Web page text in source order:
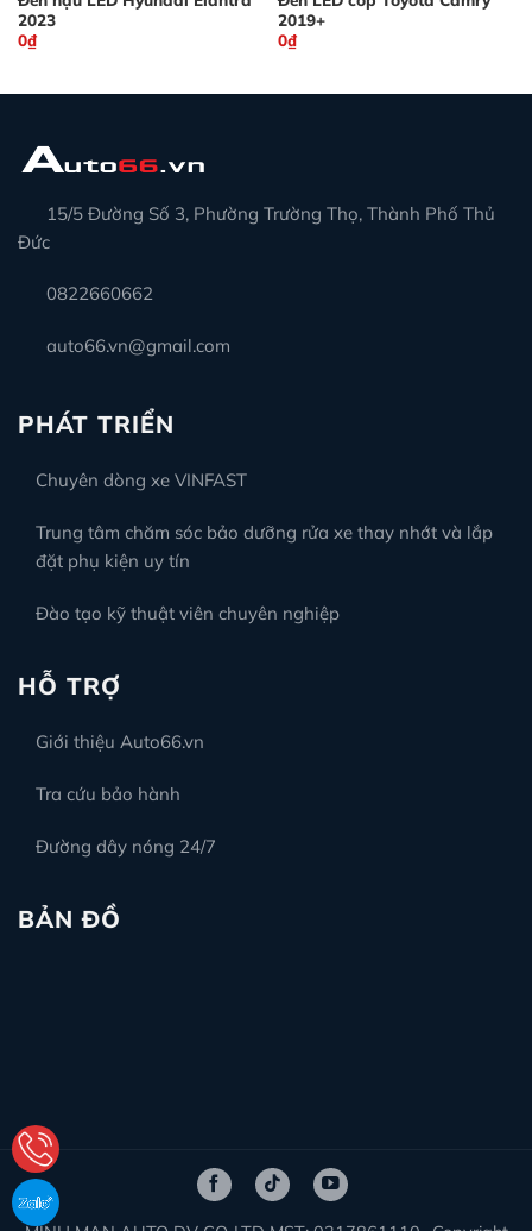
2023
0₫
2019+
0₫
15/5 Đường Số 3, Phường Trường Thọ, Thành Phố Thủ
Đức
0822660662
auto66.vn@gmail.com
PHÁT TRIỂN
Chuyên dòng xe VINFAST
Trung tâm chăm sóc bảo dưỡng rửa xe thay nhớt và lắp
đặt phụ kiện uy tín
Đào tạo kỹ thuật viên chuyên nghiệp
HỖ TRỢ
Giới thiệu Auto66.vn
Tra cứu bảo hành
Đường dây nóng 24/7
BẢN ĐỒ